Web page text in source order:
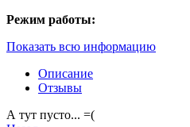
Режим работы:
Показать всю информацию
Описание
Отзывы
А тут пусто... =(